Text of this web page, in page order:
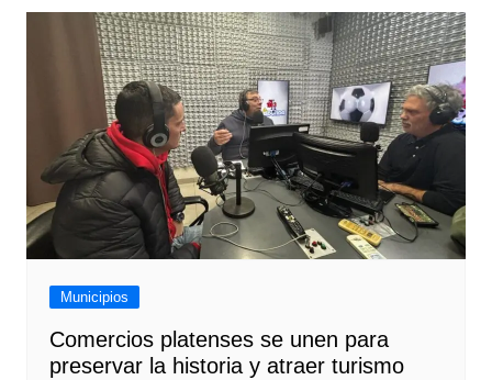
Municipios
Comercios platenses se unen para
preservar la historia y atraer turismo